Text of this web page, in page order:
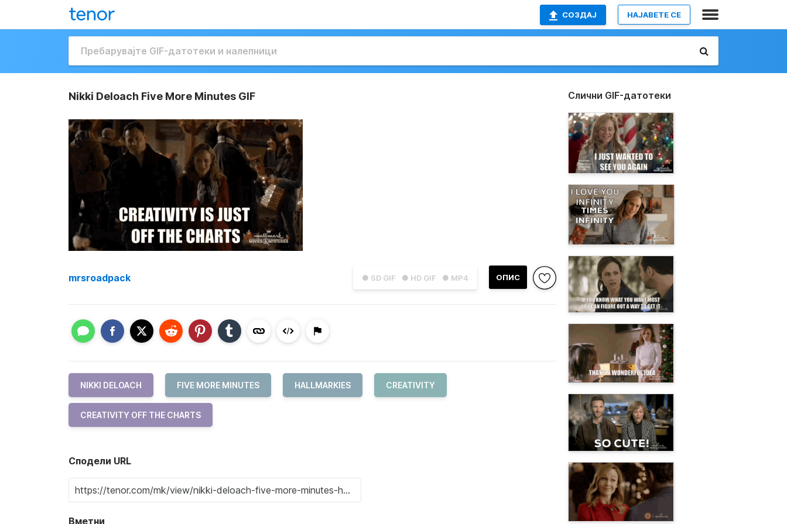
СОЗДАЈ НАЈАВETE СЕ
Nikki Deloach Five More Minutes GIF
● SD GIF ● HD GIF ● MP4 ОПИС
mrsroadpack
NIKKI DELOACH FIVE MORE MINUTES HALLMARKIES CREATIVITY
CREATIVITY OFF THE CHARTS
Сподели URL
Вметни
Слични GIF-датотеки